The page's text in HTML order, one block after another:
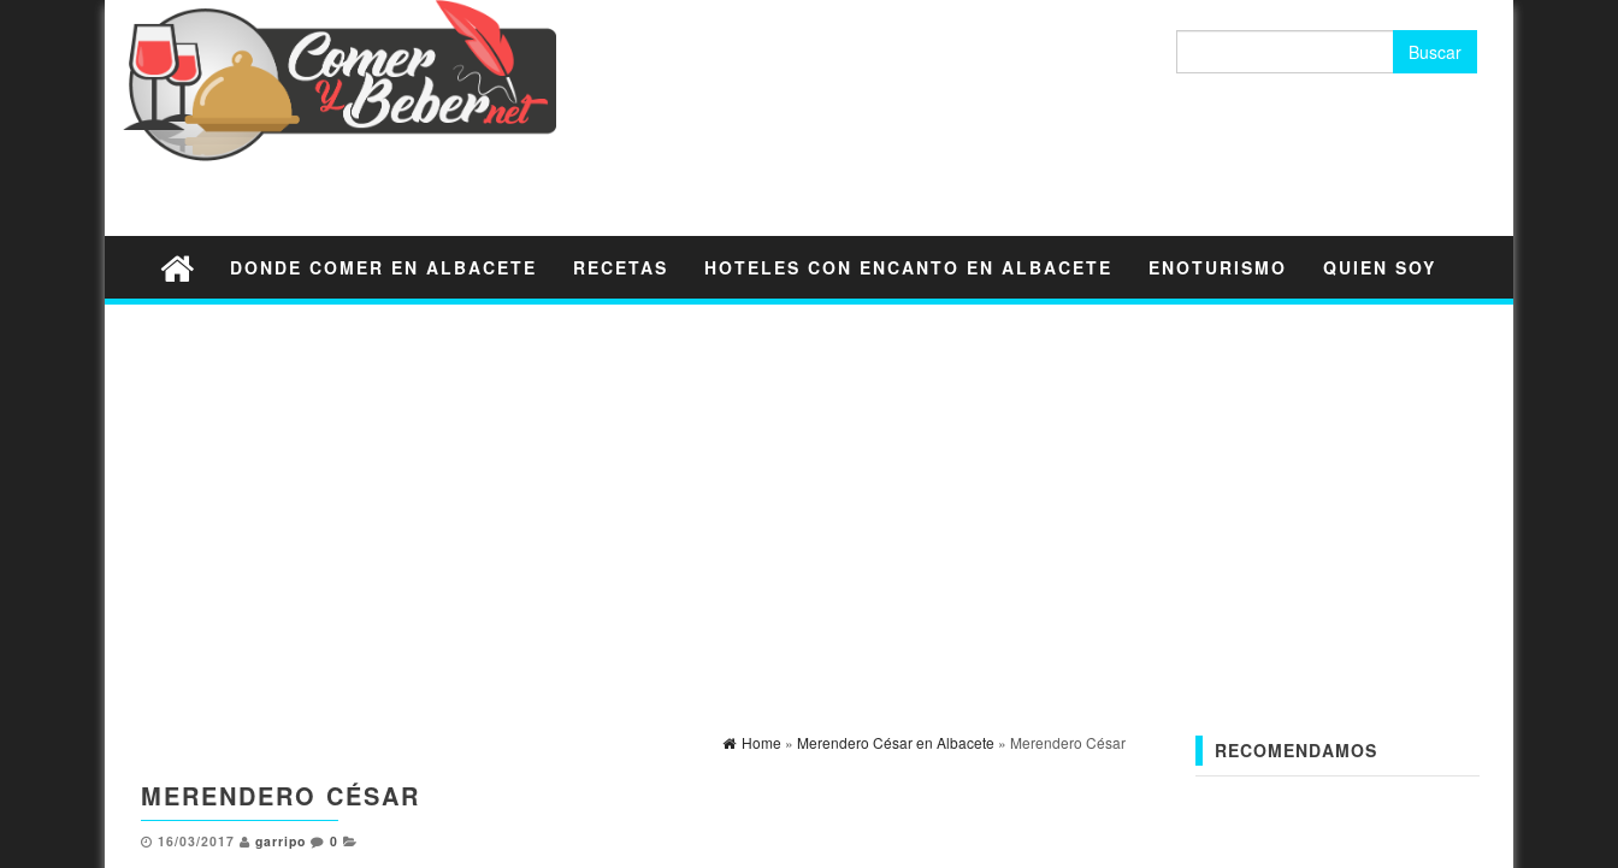
DONDE COMER EN ALBACETE RECETAS HOTELES CON ENCANTO EN ALBACETE ENOTURISMO QUIEN SOY
Home » Merendero César en Albacete » Merendero César
MERENDERO CÉSAR
16/03/2017 garripo 0
RECOMENDAMOS